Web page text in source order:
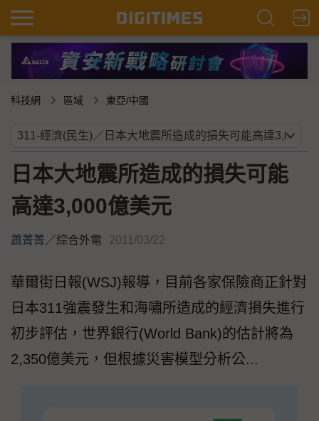
科技網 區域 東亞/中國
日本大地震所造成的損失可能
高達3,000億美元
蕭菁菁／綜合外電 2011/03/22
華爾街日報(WSJ)報導，目前各家保險商正針對
日本311強震發生和海嘯所造成的經濟損失進行
初步評估，世界銀行(World Bank)的估計將為
2,350億美元，但根據災害模型分析公...